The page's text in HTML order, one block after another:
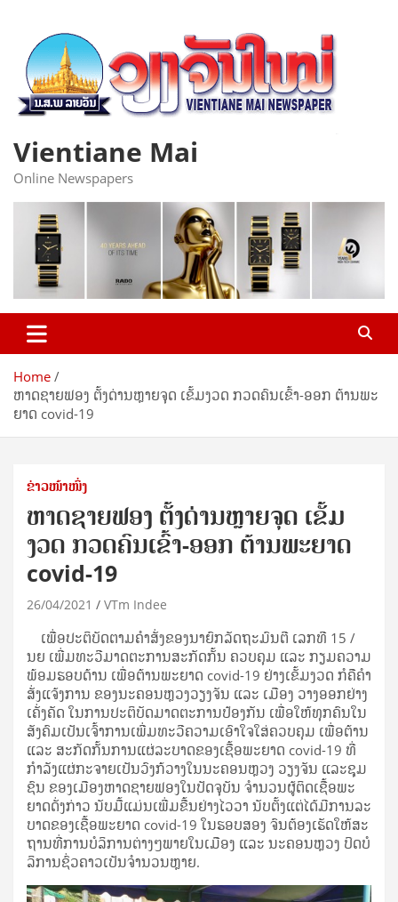
content
Vientiane Mai
Online Newspapers
Home
​ຫາດ​ຊາຍ​ຟອງ ຕັ້ງ​ດ່ານ​ຫຼາຍ​ຈຸດ ​ເຂັ້ມ​ງວດ ກວດ​ຄົນ​ເຂົ້າ​-ອອກ ຕ້ານ​ພະ​
ຍາດ covid-19
ຂ່າວໜ້າໜຶ່ງ
​ຫາດ​ຊາຍ​ຟອງ ຕັ້ງ​ດ່ານ​ຫຼາຍ​ຈຸດ ​ເຂັ້ມ​
ງວດ ກວດ​ຄົນ​ເຂົ້າ​-ອອກ ຕ້ານ​ພະ​ຍາດ
covid-19
26/04/2021 VTm Indee
ເພື່ອ​ປະ​ຕິ​ບັດ​ຕາມ​ຄຳ​ສັ່ງຂອງ​ນາ​ຍົກ​ລັດ​ຖະ​ມົນ​ຕີ ເລກ​ທີ 15 /
ນຍ ເພີ່ມ​ທະ​ວີ​ມາດ​ຕະ​ການ​ສະ​ກັດ​ກັ້ນ ຄວບ​ຄຸມ ແລະ ກຽ​ມ​ຄວາມ​
ພ້ອມ​ຮອບ​ດ້ານ ເພື່ອ​ຕ້ານ​ພະ​ຍາດ covid-19 ຢ່າງ​ເຂັ້ມ​ງວດ ກໍ​ຄືຄຳ​
ສັ່ງແຈ້​ງ​ການ​ ຂອງ​ນະ​ຄອນ​ຫຼວງວຽງ​ຈັນ ແລະ ເມືອງ ວາງ​ອອກຢ່າງ​
ເຄັ່ງ​ຄັດ ໃນ​​ການ​ປະ​ຕິ​ບັດ​ມາດ​ຕະການ​ປ້ອງ​ກັນ ​ເພື່ອ​ໃຫ້​ທຸກ​ຄົນ​ໃນ​
ສັງ​ຄົມ​ເປັນ​ເຈົ້າ​ການ​ເພີ່ມ​ທະ​ວີ​ຄວາມ​ເອົາ​ໃຈ​ໃສ່ຄວບ​ຄຸມ​ ເພື່ອ​ຕ້ານ
ແລະ ສະ​ກັດ​​ກັ້ນການແຜ່​ລະ​ບາດ​ຂອງ​ເຊື້ອ​ພະ​ຍາດ covid-19 ທີ່​
ກຳ​ລັງແຜ່​ກະ​ຈາຍ​ເປັນ​ວົງ​ກ້​ວາງໃນ​ນະ​ຄອນ​ຫຼວງ ວຽງ​ຈັນ ແລະຊຸມ​
ຊົນ ຂອງ​ເມືອງ​ຫາດ​ຊາຍ​ຟອງໃນ​ປັດ​ຈຸ​ບັນ ​ຈຳ​ນວນ​ຜູ້​ຕິດ​ເຊື້ອ​ພະ​
ຍາດ​ດັ່ງ​ກ່າວ ​ນັບ​ມື້​ແມ່ນ​ເພີ່ມ​ຂື້ນ​ຢ່າງ​ໄວ​ວາ ນັບ​ຕັ້ງ​ແຕ່​ໄດ້ມີ​ການ​ລະ​
ບາດ​ຂອງ​ເຊື້ອ​ພະ​ຍາດ covid-19 ​ໃນ​ຮອບ​ສອງ ຈົນ​​ຕ້ອງເຮັດ​ໃຫ້​ສະ​
ຖານ​ທີ່​ການ​ບໍ​ລິ​ການ​ຕ່າງໆ​ພາຍ​ໃນ​ເມືອງ ແລະ ນະ​ຄອນ​ຫຼວງ ປິດ​ບໍ​
ລິ​ການ​ຊົ່ວ​ຄາວ​ເປັ​ນ​ຈໍາ​ນວນ​ຫຼາຍ.